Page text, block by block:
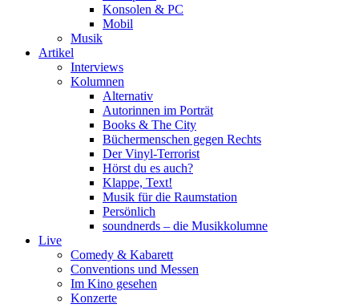
Konsolen & PC
Mobil
Musik
Artikel
Interviews
Kolumnen
Alternativ
Autorinnen im Porträt
Books & The City
Büchermenschen gegen Rechts
Der Vinyl-Terrorist
Hörst du es auch?
Klappe, Text!
Musik für die Raumstation
Persönlich
soundnerds – die Musikkolumne
Live
Comedy & Kabarett
Conventions und Messen
Im Kino gesehen
Konzerte